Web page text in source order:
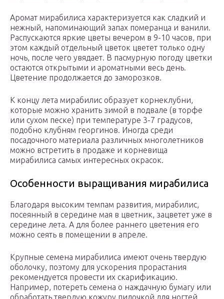
Аромат мирабилиса характеризуется как сладкий и
нежный, напоминающий запах померанца и ванили.
Распускаются яркие цветы вечером в 9-10 часов, при
этом каждый отдельный цветок цветет только одну
ночь, после чего увядает. В пасмурную погоду цветки
остаются открытыми и ароматными весь день.
Цветение продолжается до заморозков.
К концу лета мирабилис образует корнеклубни,
которые можно хранить зимой в подвале (в торфе
или сухом песке) при температуре 3-7 градусов,
подобно клубням георгинов. Иногда среди
посадочного материала различных многолетников
можно встретить в продаже и корневища
мирабилиса самых интересных окрасок.
Особенности выращивания мирабилиса
Благодаря высоким темпам развития, мирабилис,
посеянный в середине мая в цветник, зацветет уже в
середине лета. А для более раннего цветения его
можно сеять в помещении в апреле.
Крупные семена мирабилиса имеют очень твердую
оболочку, поэтому для ускорения прорастания
рекомендуется провести их скарификацию.
Например, потереть семена о наждачную бумагу или
обработать твердую кожуру пилочкой для ногтей,